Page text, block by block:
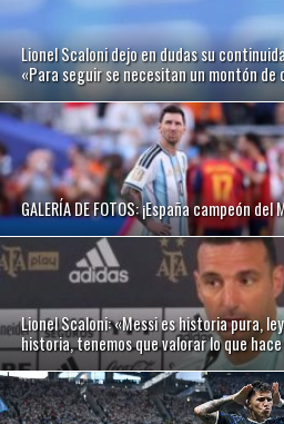
Lionel Scaloni dejo en dudas su
«Para seguir se necesitan un montón de
GALERÍA DE FOTOS: ¡España campeón
Lionel Scaloni: «Messi es historia pura,
historia, tenemos que valorar lo que